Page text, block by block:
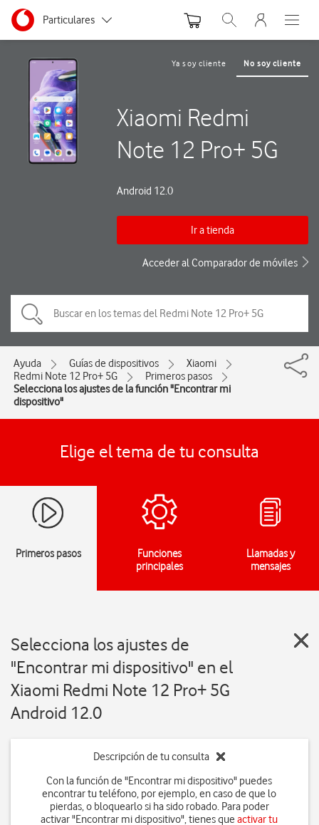
Ir a la pagina principal de vodafone.es
Menu navegación Segmento
Particulares
Autónomos
Pymes
Grandes empresas
y AA.PP.
Abrir buscador. Abre
Abre
Ya soy cliente No soy cliente
Xiaomi Redmi
Note 12 Pro+ 5G
Android 12.0
Ir a tienda
Acceder al Comparador de móviles
Ayuda Guías de dispositivos
Xiaomi
Redmi Note 12 Pro+ 5G
Primeros pasos
Selecciona los ajustes de la función "Encontrar mi
dispositivo"
Elige el tema de tu consulta
Primeros pasos
Funciones
principales
Llamadas y
mensajes
Selecciona los ajustes de
"Encontrar mi dispositivo" en el
Xiaomi Redmi Note 12 Pro+ 5G
Android 12.0
Descripción de tu consulta
Con la función de "Encontrar mi dispositivo" puedes
encontrar tu teléfono, por ejemplo, en caso de que lo
pierdas, o bloquearlo si ha sido robado. Para poder
activar "Encontrar mi dispositivo", tienes queactivar tu